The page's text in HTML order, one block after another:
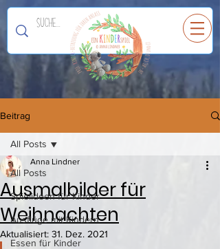
EinKINDERspiel
Beitrag
All Posts
Spielideen für Kinder
Ausflüge mit Kindern
Essen für Kinder
All Posts
Ausmalbilder für
Weihnachten
Anna Lindner
Aktualisiert: 31. Dez. 2021